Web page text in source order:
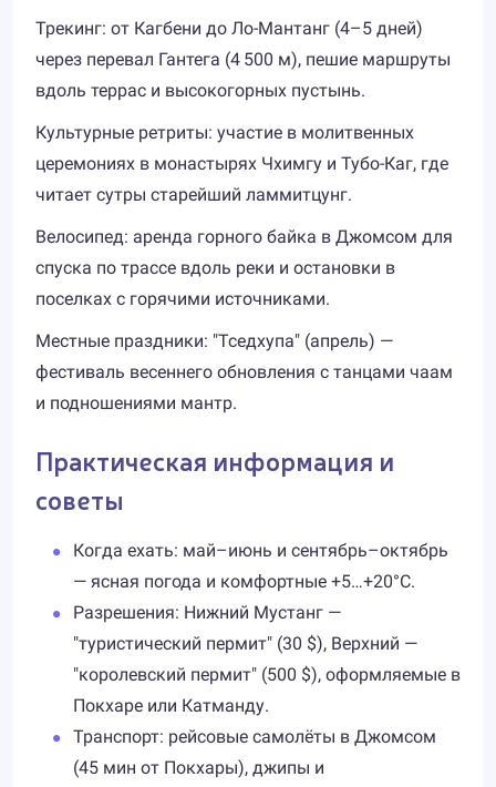
Трекинг: от Кагбени до Ло-Мантанг (4–5 дней)
через перевал Гантега (4 500 м), пешие маршруты
вдоль террас и высокогорных пустынь.
Культурные ретриты: участие в молитвенных
церемониях в монастырях Чхимгу и Тубо-Каг, где
читает сутры старейший ламмитцунг.
Велосипед: аренда горного байка в Джомсом для
спуска по трассе вдоль реки и остановки в
поселках с горячими источниками.
Местные праздники: "Тседхупа" (апрель) —
фестиваль весеннего обновления с танцами чаам
и подношениями мантр.
Практическая информация и
советы
Когда ехать: май–июнь и сентябрь–октябрь
— ясная погода и комфортные +5…+20°C.
Разрешения: Нижний Мустанг —
"туристический пермит" (30 $), Верхний —
"королевский пермит" (500 $), оформляемые в
Покхаре или Катманду.
Транспорт: рейсовые самолёты в Джомсом
(45 мин от Покхары), джипы и